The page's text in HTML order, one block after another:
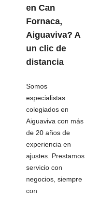
en Can
Fornaca,
Aiguaviva? A
un clic de
distancia
Somos
especialistas
colegiados en
Aiguaviva con más
de 20 años de
experiencia en
ajustes. Prestamos
servicio con
negocios, siempre
con